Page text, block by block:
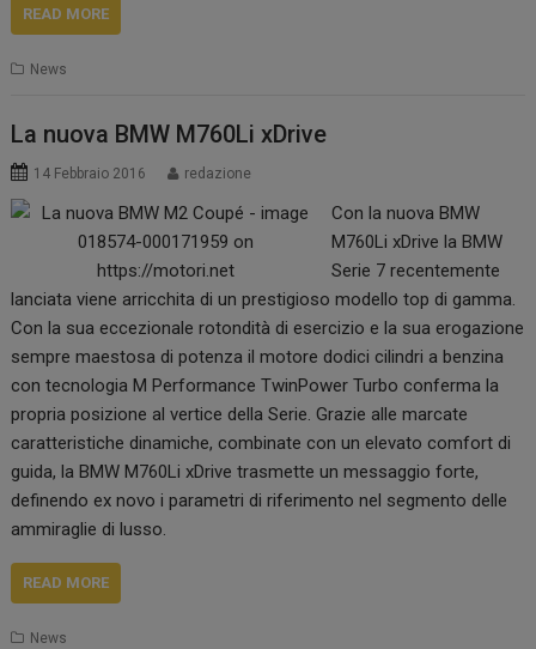
READ MORE
News
La nuova BMW M760Li xDrive
14 Febbraio 2016 redazione
Con la nuova BMW
M760Li xDrive la BMW
Serie 7 recentemente
lanciata viene arricchita di un prestigioso modello top di gamma.
Con la sua eccezionale rotondità di esercizio e la sua erogazione
sempre maestosa di potenza il motore dodici cilindri a benzina
con tecnologia M Performance TwinPower Turbo conferma la
propria posizione al vertice della Serie. Grazie alle marcate
caratteristiche dinamiche, combinate con un elevato comfort di
guida, la BMW M760Li xDrive trasmette un messaggio forte,
definendo ex novo i parametri di riferimento nel segmento delle
ammiraglie di lusso.
READ MORE
News